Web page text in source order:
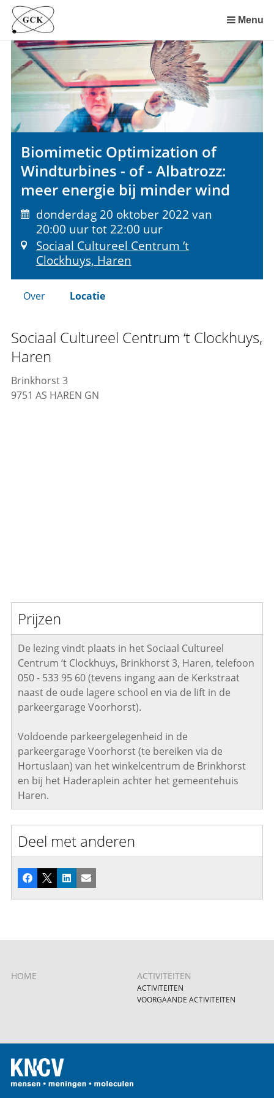
Sla
links
over
Spring
naar
de
inhoud
Spring
menu
Menu
Biomimetic Optimization of
Windturbines - of - Albatrozz:
meer energie bij minder wind
donderdag 20 oktober 2022 van
20:00 uur tot 22:00 uur
Sociaal Cultureel Centrum ‘t
Clockhuys, Haren
Over Locatie
Sociaal Cultureel Centrum ‘t Clockhuys,
Haren
Brinkhorst 3
9751 AS HAREN GN
Prijzen
De lezing vindt plaats in het Sociaal Cultureel
Centrum ‘t Clockhuys, Brinkhorst 3, Haren, telefoon
050 - 533 95 60 (tevens ingang aan de Kerkstraat
naast de oude lagere school en via de lift in de
parkeergarage Voorhorst).
Voldoende parkeergelegenheid in de
parkeergarage Voorhorst (te bereiken via de
Hortuslaan) van het winkelcentrum de Brinkhorst
en bij het Haderaplein achter het gemeentehuis
Haren.
Deel met anderen
Facebook
X LinkedInE-mail
HOME ACTIVITEITEN
ACTIVITEITEN
VOORGAANDE ACTIVITEITEN